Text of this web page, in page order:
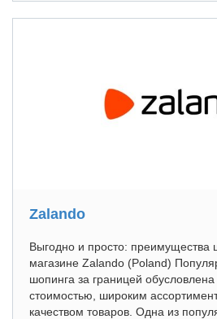
Zalando
Выгодно и просто: преимущества
магазине Zalando (Poland)
шопинга за границей
стоимостью, широким
качеством товаров. Одна из